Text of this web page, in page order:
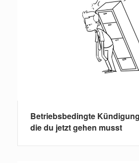
Betriebsbedingte
die du jetzt gehen musst